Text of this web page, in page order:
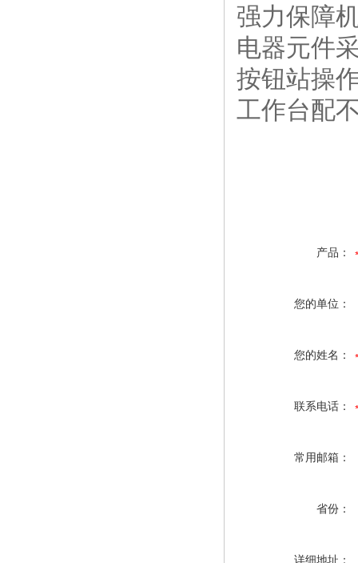
强力保障
电器元件
按钮站操
工作台配
产品：
您的单位：
您的姓名：
联系电话：
常用邮箱：
省份：
详细地址：